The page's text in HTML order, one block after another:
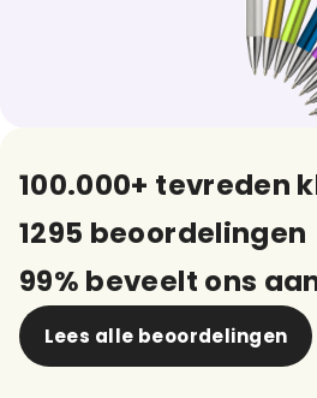
100.000+ tevreden
1295 beoordelingen
99% beveelt ons
Lees alle beoordelingen